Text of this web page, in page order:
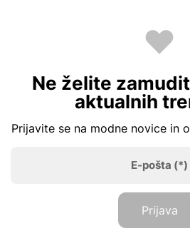
Ne želite
aktualnih
Prijavite se na modne novice in
E-pošta (*)
Prijava